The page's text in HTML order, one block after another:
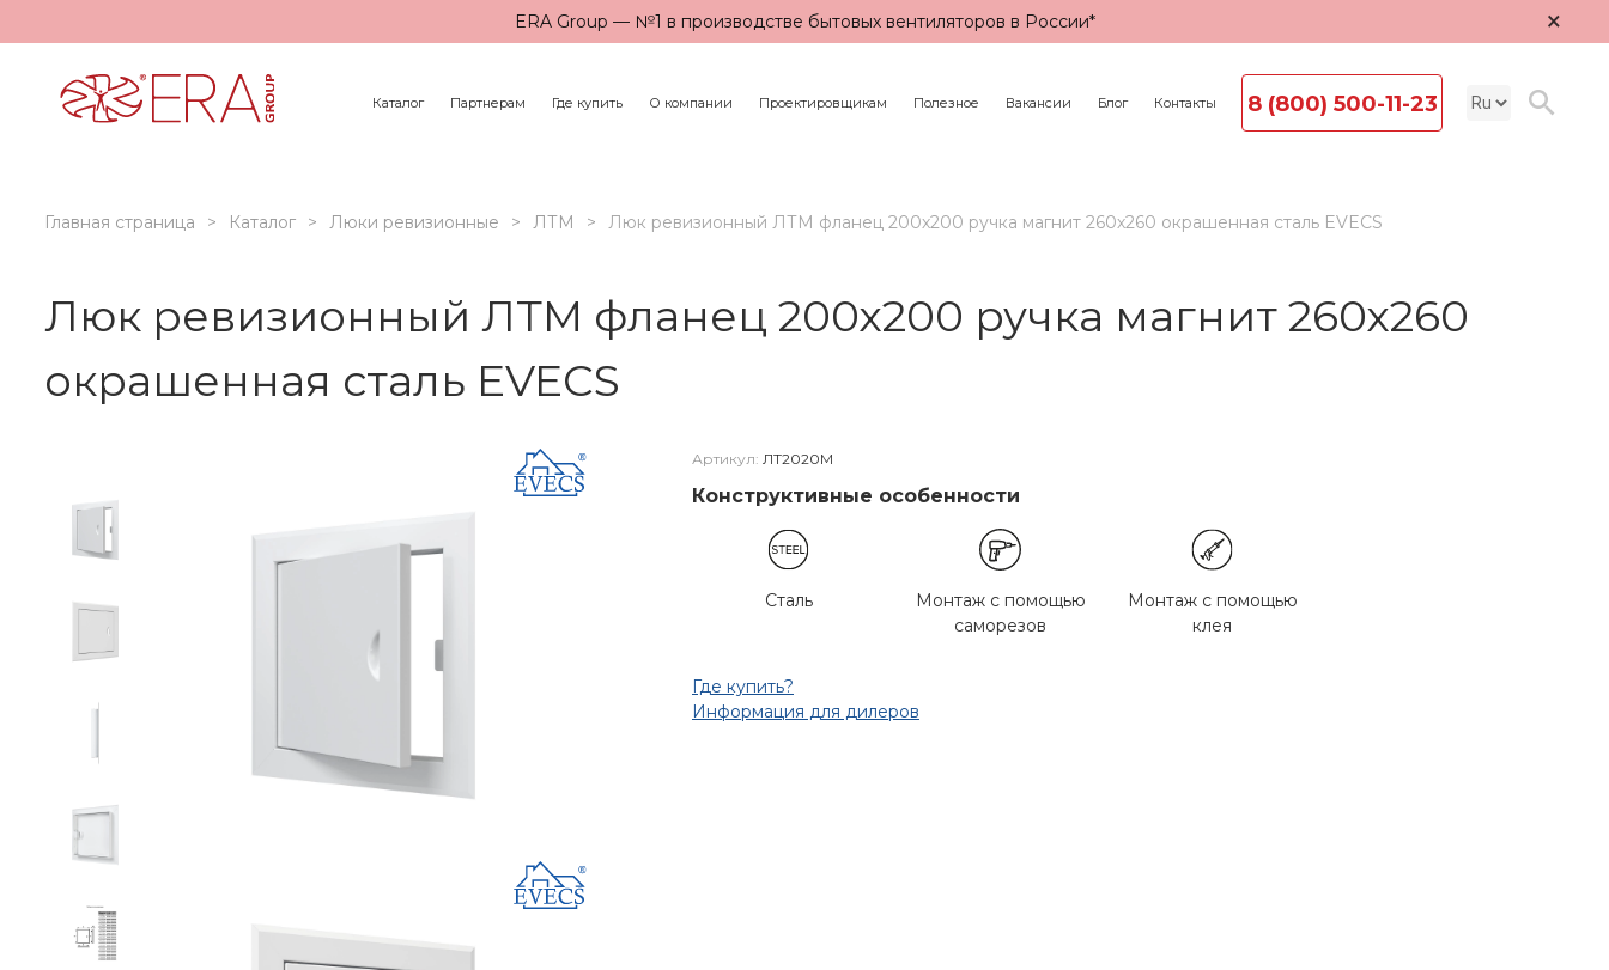
ERA Group — №1 в производстве бытовых вентиляторов в России* ×
Каталог Партнерам Где купить О компании Проектировщикам Полезное Вакансии Блог Контакты 8 (800) 500-11-23
Главная страница Каталог Люки ревизионные ЛТМ Люк ревизионный ЛТМ фланец 200х200 ручка магнит 260х260 окрашенная сталь EVECS
Люк ревизионный ЛТМ фланец 200х200 ручка магнит 260х260
окрашенная сталь EVECS
Артикул: ЛТ2020М
Конструктивные особенности
Сталь
Монтаж с помощью
саморезов
Монтаж с помощью
клея
Где купить?
Информация для дилеров